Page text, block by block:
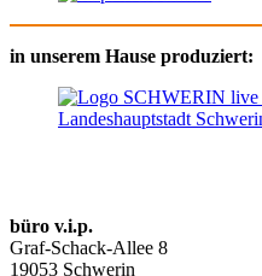
in unserem Hause produziert:
büro v.i.p.
Graf-Schack-Allee 8
19053 Schwerin